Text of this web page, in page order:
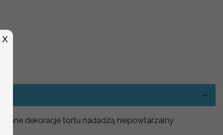
dekoracje tortu nadadzą niepowtarzalny
X